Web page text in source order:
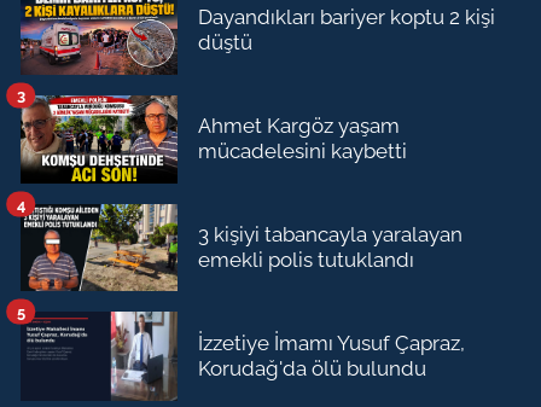
Dayandıkları bariyer koptu 2 kişi
düştü
Ahmet Kargöz yaşam
mücadelesini kaybetti
3
3 kişiyi tabancayla yaralayan
emekli polis tutuklandı
4
İzzetiye İmamı Yusuf Çapraz,
Korudağ'da ölü bulundu
5